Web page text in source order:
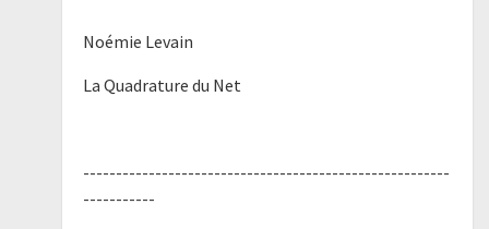
Noémie Levain
La Quadrature du Net
--------------------------------------------------------
-----------